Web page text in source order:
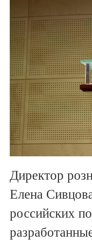
Директор
Елена
российских